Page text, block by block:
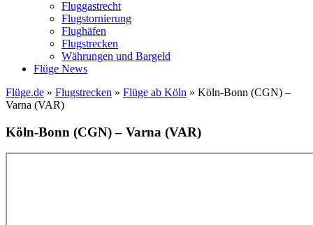
Fluggastrecht
Flugstornierung
Flughäfen
Flugstrecken
Währungen und Bargeld
Flüge News
Flüge.de » Flugstrecken » Flüge ab Köln » Köln-Bonn (CGN) –
Varna (VAR)
Köln-Bonn (CGN) – Varna (VAR)